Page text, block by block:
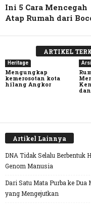
Ini 5 Cara Mencegah
Atap Rumah dari
ARTIKEL
Heritage
Mengungkap
kemerosotan kota
hilang Angkor
Artikel Lainnya
DNA Tidak Selalu Berbentuk
Genom Manusia
Dari Satu Mata Purba ke
yang Mengejutkan